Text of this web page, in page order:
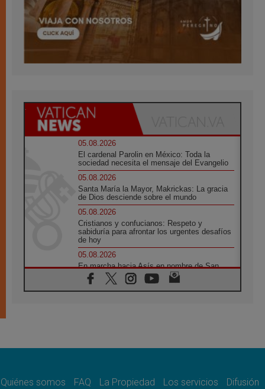
05.08.2026
El cardenal Parolin en México: Toda la
sociedad necesita el mensaje del Evangelio
05.08.2026
Santa María la Mayor, Makrickas: La gracia
de Dios desciende sobre el mundo
05.08.2026
Cristianos y confucianos: Respeto y
sabiduría para afrontar los urgentes desafíos
de hoy
05.08.2026
En marcha hacia Asís en nombre de San
Francisco, a la espera de León
05.08.2026
quienes bendicen la guerra
Quiénes somos FAQ La Propiedad Los servicios Difusión